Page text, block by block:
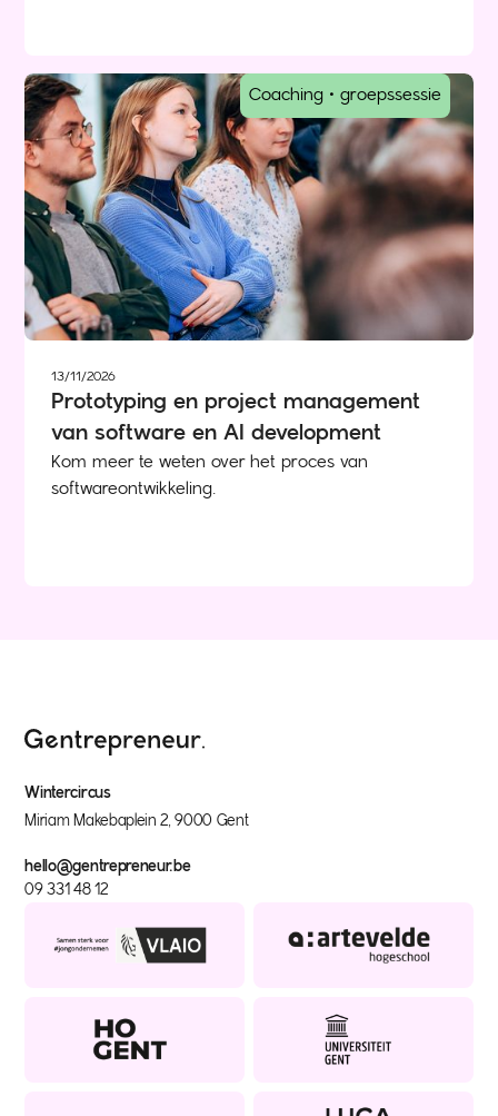
Coaching • groepssessie
13/11/2026
Prototyping en project management
van software en AI development
Kom meer te weten over het proces van
softwareontwikkeling.
Wintercircus
Miriam Makebaplein 2, 9000 Gent
hello@gentrepreneur.be
09 331 48 12